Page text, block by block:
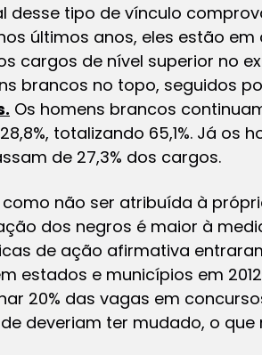
desse tipo de vínculo
últimos anos, eles estão
cargos de nível superior no
brancos no topo, seguidos
Os homens brancos
totalizando 65,1%. Já os
de 27,3% dos cargos.
não ser atribuída à
dos negros é maior à
de ação afirmativa
estados e municípios em
20% das vagas em
deveriam ter mudado, o que